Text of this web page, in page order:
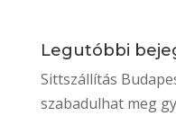
Legutóbbi
Sittszállítás
szabadulhat meg